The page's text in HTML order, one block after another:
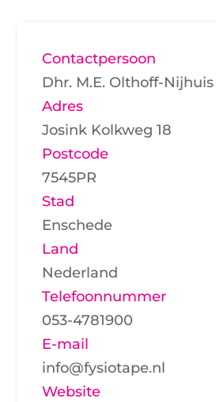
Contactpersoon
Dhr. M.E. Olthoff-Nijhuis
Adres
Josink Kolkweg 18
Postcode
7545PR
Stad
Enschede
Land
Nederland
Telefoonnummer
053-4781900
E-mail
info@fysiotape.nl
Website